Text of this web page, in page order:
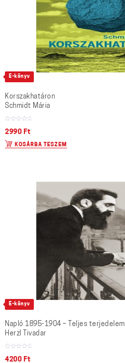
E-könyv
Korszakhatáron
Schmidt Mária
2990 Ft
KOSÁRBA TESZEM
E-könyv
Napló 1895-1904 – Teljes terjedelem
Herzl Tivadar
4200 Ft